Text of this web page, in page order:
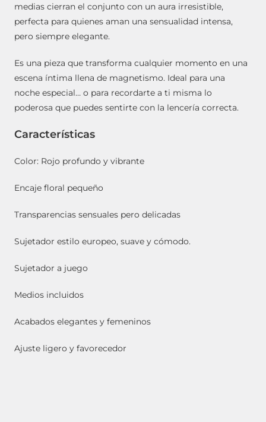
medias cierran el conjunto con un aura irresistible,
perfecta para quienes aman una sensualidad intensa,
pero siempre elegante.
Es una pieza que transforma cualquier momento en una
escena íntima llena de magnetismo. Ideal para una
noche especial… o para recordarte a ti misma lo
poderosa que puedes sentirte con la lencería correcta.
Características
Color: Rojo profundo y vibrante
Encaje floral pequeño
Transparencias sensuales pero delicadas
Sujetador estilo europeo, suave y cómodo.
Sujetador a juego
Medios incluidos
Acabados elegantes y femeninos
Ajuste ligero y favorecedor